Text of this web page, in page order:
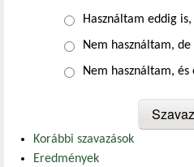
Választások
Használtam eddig
Nem használtam,
Nem használtam,
Korábbi szavazások
Eredmények